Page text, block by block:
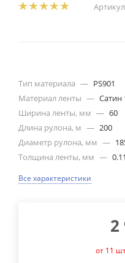
Тип материала — PS901
Материал ленты — Сатин
Ширина ленты, мм — 60
Длина рулона, м — 200
Диаметр рулона, мм —
Толщина ленты, мм —
Все характеристики
2
от 11